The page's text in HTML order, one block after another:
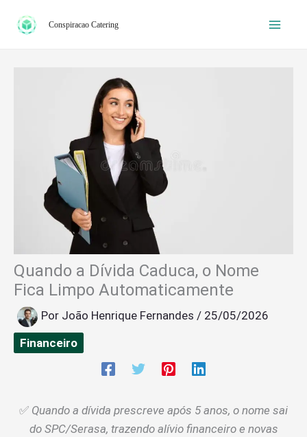
para
Conspiracao Catering
Quando a Dívida Caduca, o Nome
Fica Limpo Automaticamente
Por João Henrique Fernandes / 25/05/2026
Financeiro
✅ Quando a dívida prescreve após 5 anos, o nome sai
do SPC/Serasa, trazendo alívio financeiro e novas